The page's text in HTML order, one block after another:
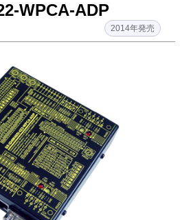
会社情報
お問い合わせ
WPCA-ADP
2014年発売